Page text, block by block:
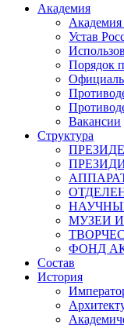
Академия
Академия
Устав
Порядок
Вакансии
Структура
МУЗЕИ
ФОНД
Состав
История